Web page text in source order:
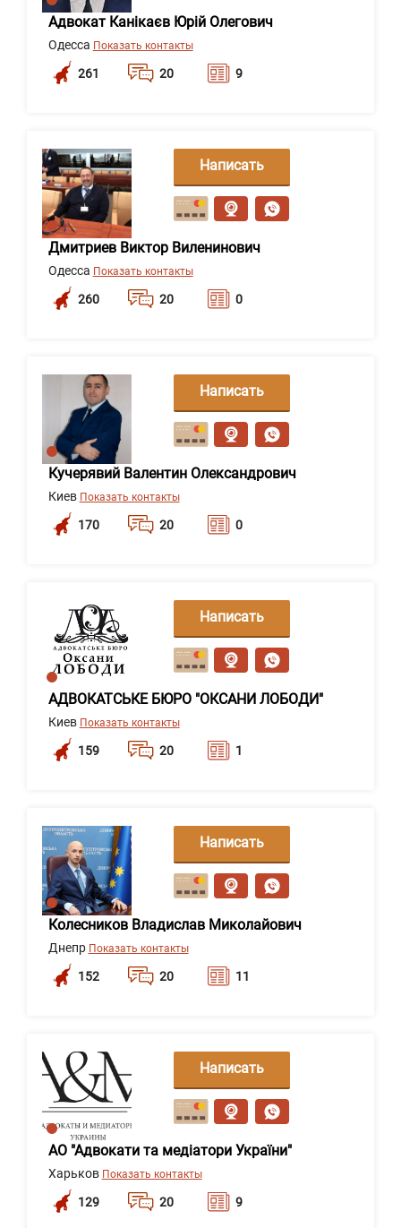
Адвокат Канікаєв Юрій Олегович
Одесса Показать контакты
261 20 9
Дмитриев Виктор Виленинович
Одесса Показать контакты
260 20 0
Написать
сообщение
Кучерявий Валентин Олександрович
Киев Показать контакты
170 20 0
Написать
сообщение
АДВОКАТСЬКЕ БЮРО "ОКСАНИ ЛОБОДИ"
Киев Показать контакты
159 20 1
Написать
сообщение
Колесников Владислав Миколайович
Днепр Показать контакты
152 20 11
Написать
сообщение
АО "Адвокати та медіатори України"
Харьков Показать контакты
129 20 9
Написать
сообщение